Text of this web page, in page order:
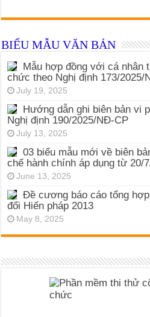
BIỂU MẪU VĂN BẢN
Mẫu hợp đồng với cá nhân
chức theo Nghị định 173/2025/
July 19, 2025
Hướng dẫn ghi biên bản vi
Nghị định 190/2025/NĐ-CP
July 13, 2025
03 biểu mẫu mới về biên
chế hành chính áp dụng từ 20/
June 13, 2025
Đề cương báo cáo tổng
đổi Hiến pháp 2013
May 8, 2025